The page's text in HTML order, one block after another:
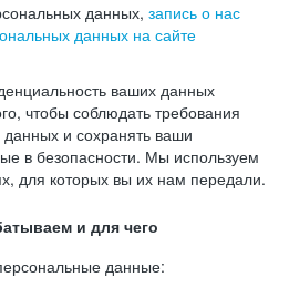
данных, запись о нас
данных на сайте
ваших данных
чтобы соблюдать требования
данных и сохранять ваши
в безопасности. Мы используем
для которых вы их нам передали.
и для чего
данные: